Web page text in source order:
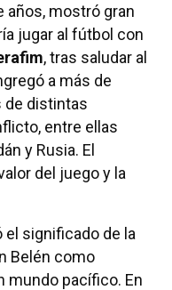
años, mostró gran
jugar al fútbol con
, tras saludar al
a más de
de distintas
entre ellas
y Rusia. El
del juego y la
el significado de la
Belén como
mundo pacífico. En